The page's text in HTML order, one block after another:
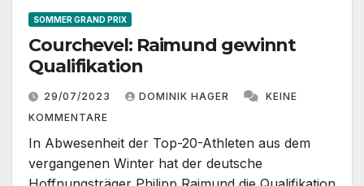
SOMMER GRAND PRIX
Courchevel: Raimund gewinnt
Qualifikation
29/07/2023 DOMINIK HAGER
KEINE
KOMMENTARE
In Abwesenheit der Top-20-Athleten aus dem
vergangenen Winter hat der deutsche